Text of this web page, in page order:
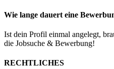
Wie lange dauert eine
Ist dein Profil einmal angelegt,
die Jobsuche & Bewerbung!
RECHTLICHES